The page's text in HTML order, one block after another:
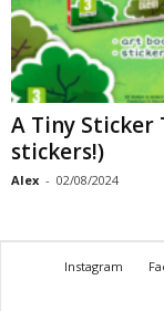
A Tiny
stickers!)
Alex - 02/08/2024
Instagram